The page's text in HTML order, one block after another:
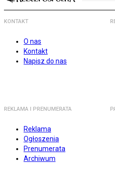
KONTAKT
O nas
Kontakt
Napisz do nas
REKLAMA I PRENUMERATA
Reklama
Ogłoszenia
Prenumerata
Archiwum